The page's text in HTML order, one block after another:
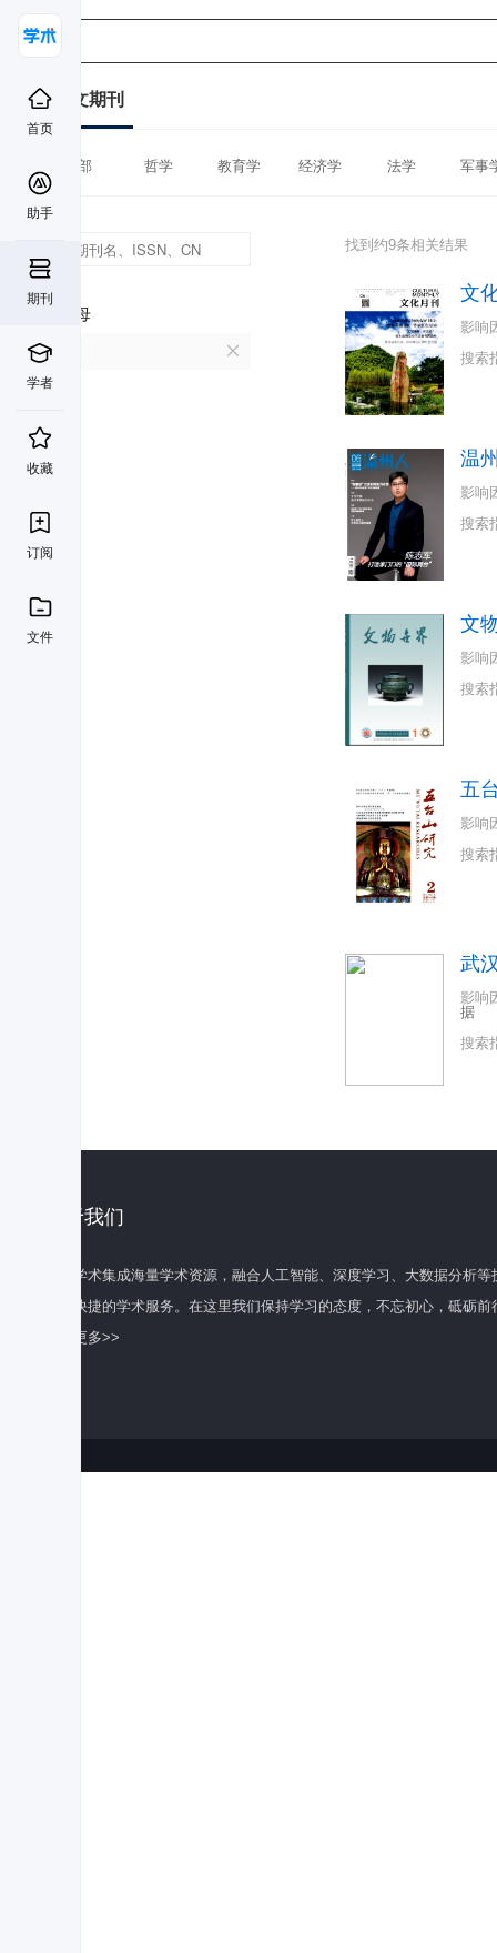
首页
助手
期刊
学者
收藏
订阅
文件
中文期刊
全部 哲学 教育学 经济学 法学 军事
首字母
W
找到约9条相关结果
文
影响
搜索
温
影响
搜索
文
影响
搜索
五
影响
搜索
武
影响
据
搜索
关于我们
百度学术集成海量学术资源，融合人工智能、深度学习、大数据分析
全面快捷的学术服务。在这里我们保持学习的态度，不忘初心，砥砺前
了解更多>>